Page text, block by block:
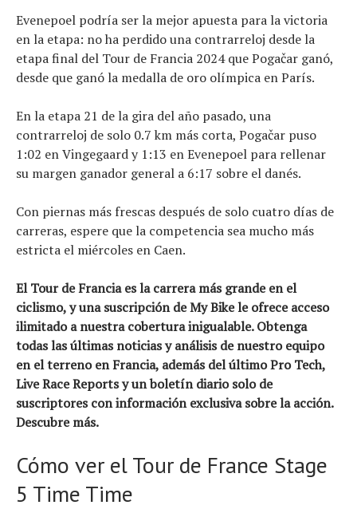
Evenepoel podría ser la mejor apuesta para la victoria
en la etapa: no ha perdido una contrarreloj desde la
etapa final del Tour de Francia 2024 que Pogačar ganó,
desde que ganó la medalla de oro olímpica en París.
En la etapa 21 de la gira del año pasado, una
contrarreloj de solo 0.7 km más corta, Pogačar puso
1:02 en Vingegaard y 1:13 en Evenepoel para rellenar
su margen ganador general a 6:17 sobre el danés.
Con piernas más frescas después de solo cuatro días de
carreras, espere que la competencia sea mucho más
estricta el miércoles en Caen.
El Tour de Francia es la carrera más grande en el
ciclismo, y una suscripción de My Bike le ofrece acceso
ilimitado a nuestra cobertura inigualable. Obtenga
todas las últimas noticias y análisis de nuestro equipo
en el terreno en Francia, además del último Pro Tech,
Live Race Reports y un boletín diario solo de
suscriptores con información exclusiva sobre la acción.
Descubre más.
Cómo ver el Tour de France Stage
5 Time Time